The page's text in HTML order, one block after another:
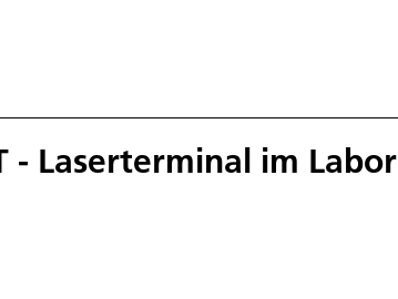
- Laserterminal im Labor